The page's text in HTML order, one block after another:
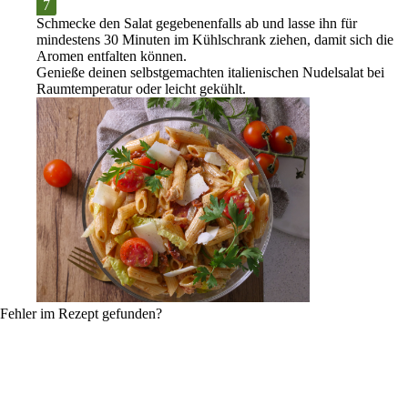
Schmecke den Salat gegebenenfalls ab und lasse ihn für
mindestens 30 Minuten im Kühlschrank ziehen, damit sich die
Aromen entfalten können.
Genieße deinen selbstgemachten italienischen Nudelsalat bei
Raumtemperatur oder leicht gekühlt.
Fehler im Rezept gefunden?